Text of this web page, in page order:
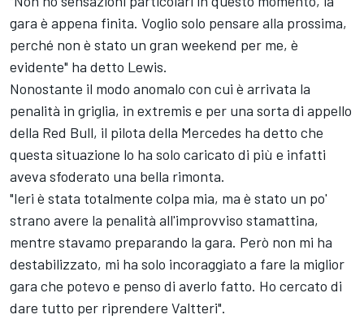
gara è appena finita. Voglio solo pensare alla prossima,
perché non è stato un gran weekend per me, è
evidente" ha detto Lewis.
Nonostante il modo anomalo con cui è arrivata la
penalità in griglia, in extremis e per una sorta di appello
della Red Bull, il pilota della Mercedes ha detto che
questa situazione lo ha solo caricato di più e infatti
aveva sfoderato una bella rimonta.
"Ieri è stata totalmente colpa mia, ma è stato un po'
strano avere la penalità all'improvviso stamattina,
mentre stavamo preparando la gara. Però non mi ha
destabilizzato, mi ha solo incoraggiato a fare la miglior
gara che potevo e penso di averlo fatto. Ho cercato di
dare tutto per riprendere Valtteri".